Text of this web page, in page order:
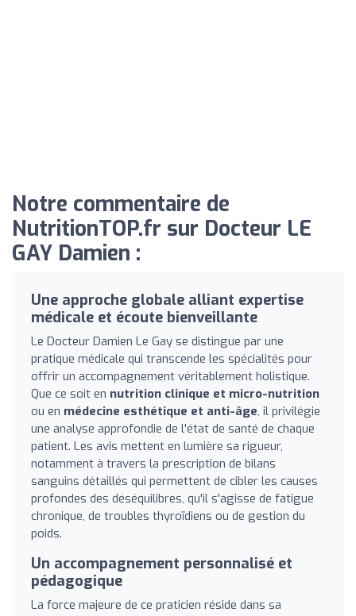
Notre commentaire de
NutritionTOP.fr sur Docteur LE
GAY Damien :
Une approche globale alliant expertise
médicale et écoute bienveillante
Le Docteur Damien Le Gay se distingue par une
pratique médicale qui transcende les spécialités pour
offrir un accompagnement véritablement holistique.
Que ce soit en nutrition clinique et micro-nutrition
ou en médecine esthétique et anti-âge, il privilégie
une analyse approfondie de l'état de santé de chaque
patient. Les avis mettent en lumière sa rigueur,
notamment à travers la prescription de bilans
sanguins détaillés qui permettent de cibler les causes
profondes des déséquilibres, qu'il s'agisse de fatigue
chronique, de troubles thyroïdiens ou de gestion du
poids.
Un accompagnement personnalisé et
pédagogique
La force majeure de ce praticien réside dans sa